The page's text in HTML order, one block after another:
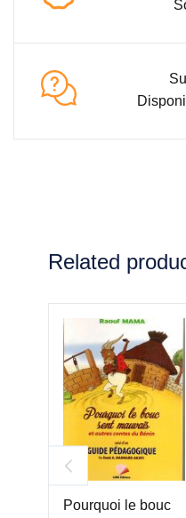
Related
Pourquoi le bouc